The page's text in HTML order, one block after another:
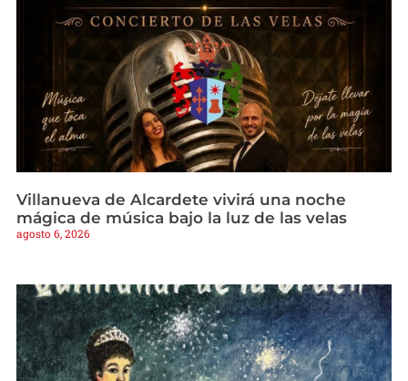
Villanueva de Alcardete vivirá una noche
mágica de música bajo la luz de las velas
agosto 6, 2026